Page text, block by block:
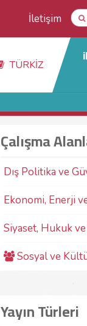
İletişim
TÜRKİZ
Çalışma
Dış Politika ve
Ekonomi, Enerji
Siyaset, Hukuk
Sosyal ve
Yayın Türleri